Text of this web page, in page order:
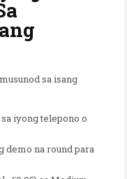
sa isang
iyong telepono o
na round para